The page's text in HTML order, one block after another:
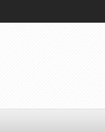
- Al Jazeera